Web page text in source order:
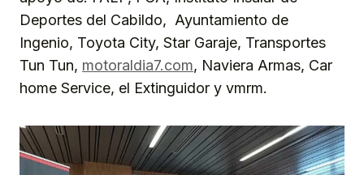
Deportes del Cabildo, Ayuntamiento de
Ingenio, Toyota City, Star Garaje, Transportes
Tun Tun, motoraldia7.com, Naviera Armas, Car
home Service, el Extinguidor y vmrm.